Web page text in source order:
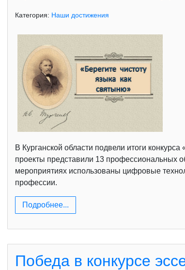
Категория: Наши достижения
В Курганской области подвели итоги
проекты представили 13 профессиональных
мероприятиях использованы цифровые
профессии.
Подробнее...
Победа в конкурсе